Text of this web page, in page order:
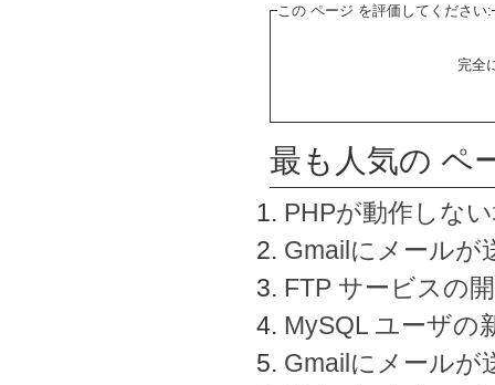
この ページ を評価してください:
完全
最も人気の ペ
PHPが動作しな
Gmailにメールが
FTP サービスの
MySQL ユーザの
Gmailにメールが